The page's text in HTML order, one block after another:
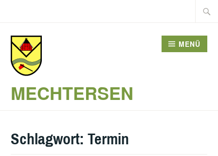
springen
Suche
MECHTERSEN
MENÜ
Schlagwort:Termin